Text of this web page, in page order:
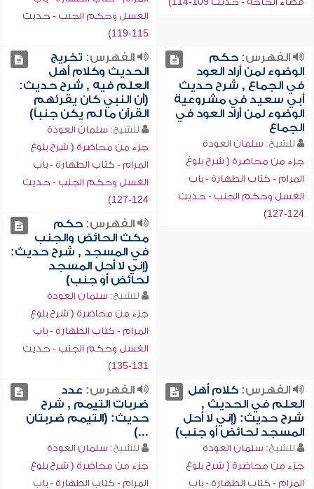
الغسل وحكم الجنب - حديث
115-119)
الفهرس:حكم
الوضوء لمن أراد العود
في الجماع , شرح حديث
أبي سعيد في مشروعية
الوضوء لمن أراد العود في
الجماع
للشيخ: سلمان العودة
جزء من محاضرة ( شرح بلوغ
المرام - كتاب الطهارة - باب
الغسل وحكم الجنب - حديث
124-127)
الفهرس: تخريج
الحديث وكلام أهل
العلم فيه , شرح حديث:
(أن النبي كان يقرئهم
القرآن ما لم يكن جنباً)
للشيخ: سلمان العودة
جزء من محاضرة ( شرح بلوغ
المرام - كتاب الطهارة - باب
الغسل وحكم الجنب - حديث
124-127)
الفهرس:حكم
مكث الحائض والجنب
في المسجد , شرح حديث:
(إني لا أحل المسجد
لحائض أو جنب)
للشيخ: سلمان العودة
جزء من محاضرة ( شرح بلوغ
المرام - كتاب الطهارة - باب
الغسل وحكم الجنب - حديث
131-135)
الفهرس:كلام أهل
العلم في الحديث ,
شرح حديث: (إني لا أحل
المسجد لحائض أو جنب)
للشيخ: سلمان العودة
جزء من محاضرة ( شرح بلوغ
المرام - كتاب الطهارة - باب
الفهرس: عدد
ضربات التيمم , شرح
حديث: (التيمم ضربتان
...)
للشيخ: سلمان العودة
جزء من محاضرة ( شرح بلوغ
المرام - كتاب الطهارة - باب